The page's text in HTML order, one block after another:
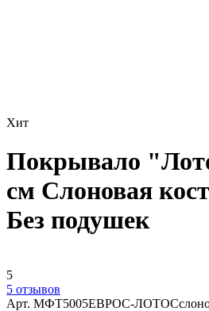
Хит
Покрывало
см Слоновая
Без подушек
5
5 отзывов
Арт. МФТ5005ЕВРОС-